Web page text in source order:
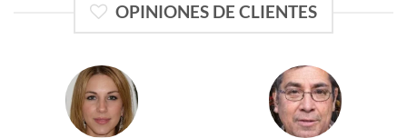
OPINIONES DE CLIENTES